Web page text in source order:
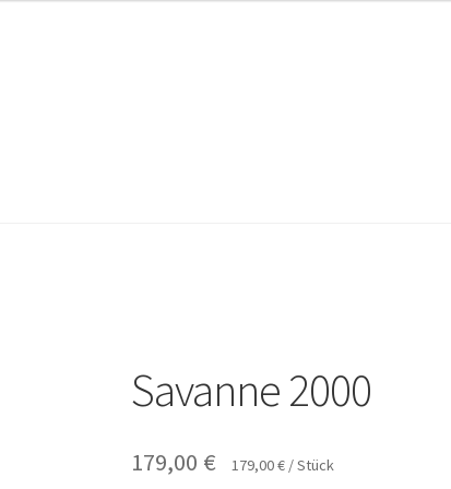
Savanne 2000
179,00 € 179,00€ /Stück